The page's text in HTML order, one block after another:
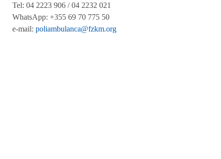
Tel: 04 2223 906 / 04 2232 021
WhatsApp: +355 69 70 775 50
e-mail: poliambulanca@fzkm.org